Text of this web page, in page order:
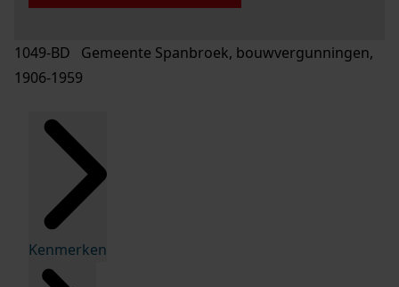
1049-BD Gemeente Spanbroek, bouwvergunningen,
1906-1959
Kenmerken